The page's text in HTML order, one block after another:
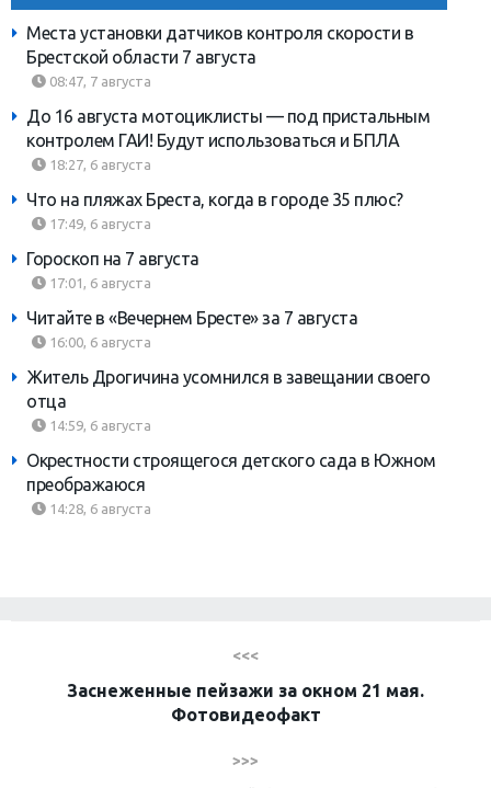
Места установки датчиков контроля скорости в
Брестской области 7 августа
08:47, 7 августа
До 16 августа мотоциклисты — под пристальным
контролем ГАИ! Будут использоваться и БПЛА
18:27, 6 августа
Что на пляжах Бреста, когда в городе 35 плюс?
17:49, 6 августа
Гороскоп на 7 августа
17:01, 6 августа
Читайте в «Вечернем Бресте» за 7 августа
16:00, 6 августа
Житель Дрогичина усомнился в завещании своего
отца
14:59, 6 августа
Окрестности строящегося детского сада в Южном
преображаюся
14:28, 6 августа
<<<
Заснеженные пейзажи за окном 21 мая.
Фотовидеофакт
>>>